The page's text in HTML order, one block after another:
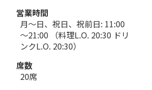
営業時間
月～日、祝日、祝前日: 11:00
～21:00 （料理L.O. 20:30 ドリ
ンクL.O. 20:30）
席数
20席